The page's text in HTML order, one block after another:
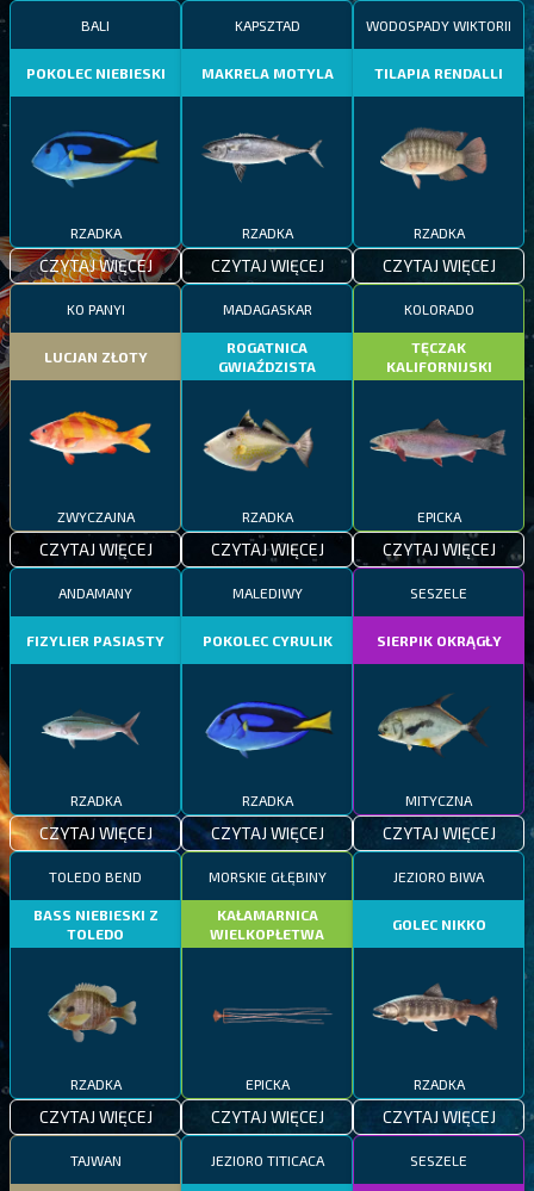
BALI
POKOLEC NIEBIESKI
RZADKA
CZYTAJ WIĘCEJ
KAPSZTAD
MAKRELA MOTYLA
RZADKA
CZYTAJ WIĘCEJ
WODOSPADY WIKTORII
TILAPIA RENDALLI
RZADKA
CZYTAJ WIĘCEJ
KO PANYI
LUCJAN ZŁOTY
ZWYCZAJNA
CZYTAJ WIĘCEJ
MADAGASKAR
ROGATNICA
GWIAŹDZISTA
RZADKA
CZYTAJ WIĘCEJ
KOLORADO
TĘCZAK
KALIFORNIJSKI
EPICKA
CZYTAJ WIĘCEJ
ANDAMANY
FIZYLIER PASIASTY
RZADKA
CZYTAJ WIĘCEJ
MALEDIWY
POKOLEC CYRULIK
RZADKA
CZYTAJ WIĘCEJ
SESZELE
SIERPIK OKRĄGŁY
MITYCZNA
CZYTAJ WIĘCEJ
TOLEDO BEND
BASS NIEBIESKI Z
TOLEDO
RZADKA
CZYTAJ WIĘCEJ
MORSKIE GŁĘBINY
KAŁAMARNICA
WIELKOPŁETWA
EPICKA
CZYTAJ WIĘCEJ
JEZIORO BIWA
GOLEC NIKKO
RZADKA
CZYTAJ WIĘCEJ
TAJWAN JEZIORO TITICACA SESZELE